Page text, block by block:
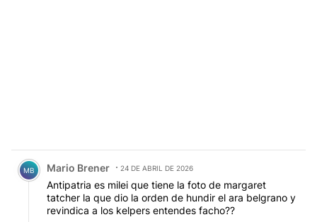
Comentario de Mario Brener.
MB Mario Brener 24 DE ABRIL DE 2026
Antipatria es milei que tiene la foto de margaret
tatcher la que dio la orden de hundir el ara belgrano y
revindica a los kelpers entendes facho??